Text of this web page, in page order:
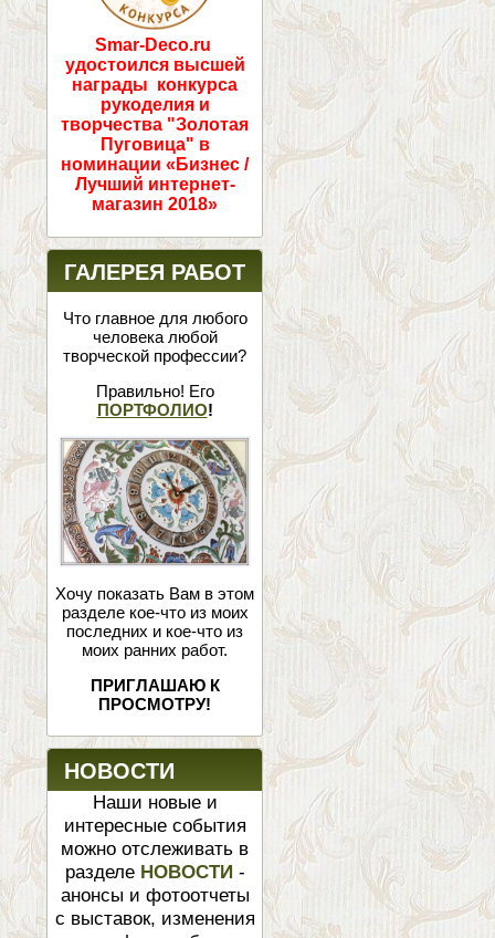
Smar-Deco.ru
удостоился высшей
награды конкурса
рукоделия и
творчества "Золотая
Пуговица" в
номинации «Бизнес /
Лучший интернет-
магазин 2018»
ГАЛЕРЕЯ РАБОТ
Что главное для любого
человека любой
творческой профессии?
Правильно! Его
ПОРТФОЛИО!
Хочу показать Вам в этом
разделе кое-что из моих
последних и кое-что из
моих ранних работ.
ПРИГЛАШАЮ К
ПРОСМОТРУ!
НОВОСТИ
Наши новые и
интересные события
можно отслеживать в
разделе НОВОСТИ -
анонсы и фотоотчеты
с выставок, изменения